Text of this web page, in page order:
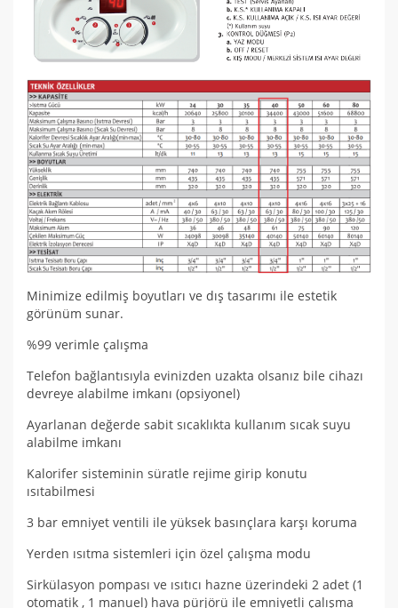
Minimize edilmiş boyutları ve dış tasarımı ile estetik
görünüm sunar.
%99 verimle çalışma
Telefon bağlantısıyla evinizden uzakta olsanız bile cihazı
devreye alabilme imkanı (opsiyonel)
Ayarlanan değerde sabit sıcaklıkta kullanım sıcak suyu
alabilme imkanı
Kalorifer sisteminin süratle rejime girip konutu
ısıtabilmesi
3 bar emniyet ventili ile yüksek basınçlara karşı koruma
Yerden ısıtma sistemleri için özel çalışma modu
Sirkülasyon pompası ve ısıtıcı hazne üzerindeki 2 adet (1
otomatik , 1 manuel) hava pürjörü ile emniyetli çalışma